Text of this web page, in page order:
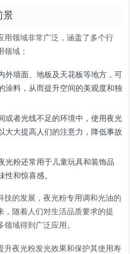
景
用领域非常广泛，涵盖了多个行
域：
外墙面、地板及天花板等地方，可
涂料，从而提升空间的美观度和独
或者光线不足的环境中，使用夜光
大大提高人们的注意力，降低事故
光粉还常用于儿童玩具和装饰品
和惊喜感。
技的发展，夜光粉专用调和光油的
，随着人们对生活品质要求的提
域得到广泛应用。
升夜光粉发光效果和保护其使用寿